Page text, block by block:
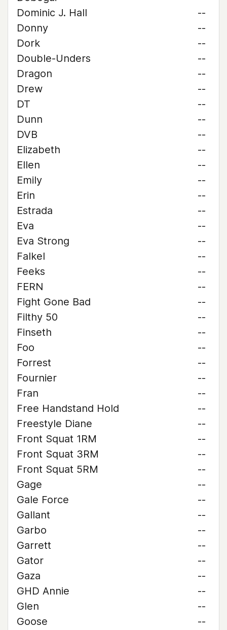
Dominic J. Hall
--
Donny
--
Dork
--
Double-Unders
--
Dragon
--
Drew
--
DT
--
Dunn
--
DVB
--
Elizabeth
--
Ellen
--
Emily
--
Erin
--
Estrada
--
Eva
--
Eva Strong
--
Falkel
--
Feeks
--
FERN
--
Fight Gone Bad
--
Filthy 50
--
Finseth
--
Foo
--
Forrest
--
Fournier
--
Fran
--
Free Handstand Hold
--
Freestyle Diane
--
Front Squat 1RM
--
Front Squat 3RM
--
Front Squat 5RM
--
Gage
--
Gale Force
--
Gallant
--
Garbo
--
Garrett
--
Gator
--
Gaza
--
GHD Annie
--
Glen
--
Goose
--